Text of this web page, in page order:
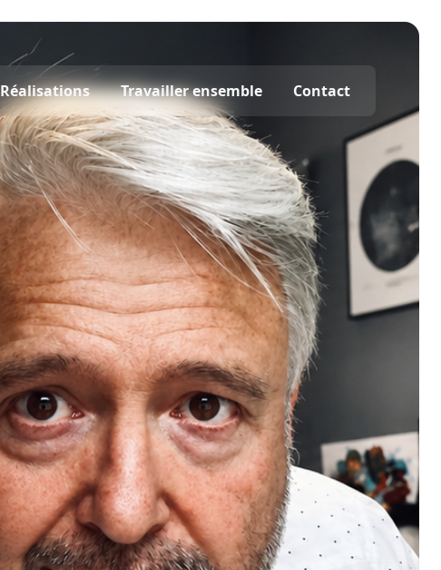
Réalisations Travailler ensemble Contact